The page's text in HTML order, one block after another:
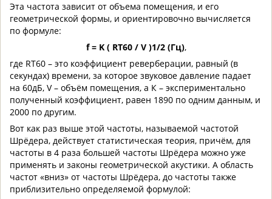
Эта частота зависит от объема помещения, и его
геометрической формы, и ориентировочно вычисляется
по формуле:
f = K ( RT60 / V )1/2 (Гц),
где RT60 – это коэффициент реверберации, равный (в
секундах) времени, за которое звуковое давление падает
на 60дБ, V – объём помещения, а К – экспериментально
полученный коэффициент, равен 1890 по одним данным, и
2000 по другим.
Вот как раз выше этой частоты, называемой частотой
Шрёдера, действует статистическая теория, причём, для
частоты в 4 раза большей частоты Шрёдера можно уже
применять и законы геометрической акустики. А область
частот «вниз» от частоты Шрёдера, до частоты также
приблизительно определяемой формулой: